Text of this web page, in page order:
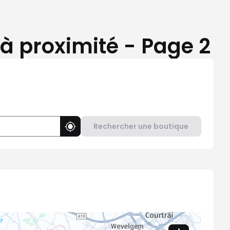
proximité - Page 2
Utiliser ma position
Rechercher une boutique